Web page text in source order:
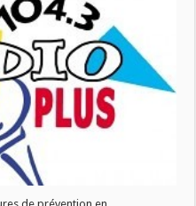
Veille
médiatique
MILDECA,
Drogue,
Alcool,
ça
nous
parle
!